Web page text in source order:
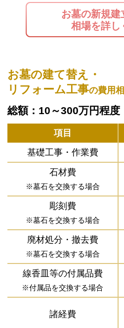
お墓の新規建
相場を詳し
お墓の建て替え・
リフォーム工事の費用
総額：10～300万円程度
項目
基礎工事・作業費
石材費
※墓石を交換する場合
彫刻費
※墓石を交換する場合
廃材処分・撤去費
※墓石を交換する場合
線香皿等の付属品費
※付属品を交換する場合
諸経費